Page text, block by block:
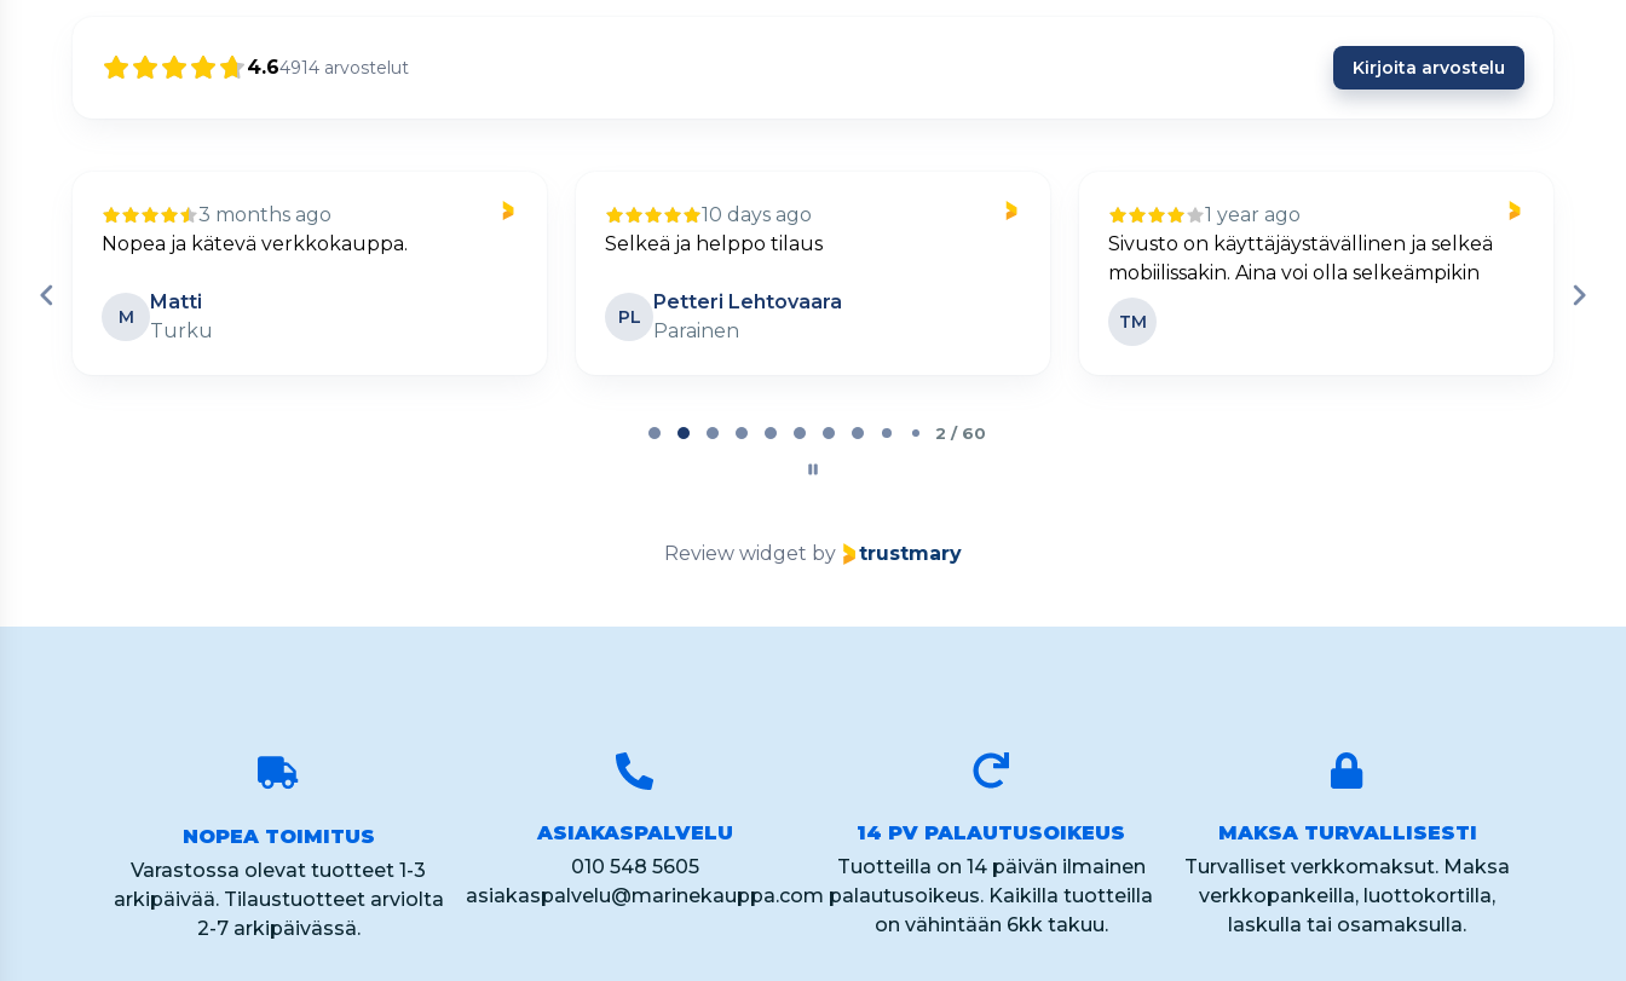
4.64914 arvostelut Kirjoita arvostelu
3 months ago
Nopea ja kätevä verkkokauppa.
M
Matti
Turku
10 days ago
Selkeä ja helppo tilaus
PL
Petteri Lehtovaara
Parainen
1 year ago
Sivusto on käyttäjäystävällinen ja selkeä
mobiilissakin. Aina voi olla selkeämpikin
TM
2 / 60
Review widget by trustmary
NOPEA TOIMITUS
Varastossa olevat tuotteet 1-3
arkipäivää. Tilaustuotteet arviolta
2-7 arkipäivässä.
ASIAKASPALVELU
010 548 5605
asiakaspalvelu@marinekauppa.com
14 PV PALAUTUSOIKEUS
Tuotteilla on 14 päivän ilmainen
palautusoikeus. Kaikilla tuotteilla
on vähintään 6kk takuu.
MAKSA TURVALLISESTI
Turvalliset verkkomaksut. Maksa
verkkopankeilla, luottokortilla,
laskulla tai osamaksulla.